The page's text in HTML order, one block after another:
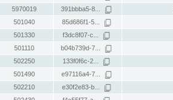
5970019 391bbba5-8...
501040 85d686f1-5...
501330 f3dc8f07-c...
501110 b04b739d-7...
502250 133f0f6c-2...
501490 e97116a4-7...
502210 e30f2e83-b...